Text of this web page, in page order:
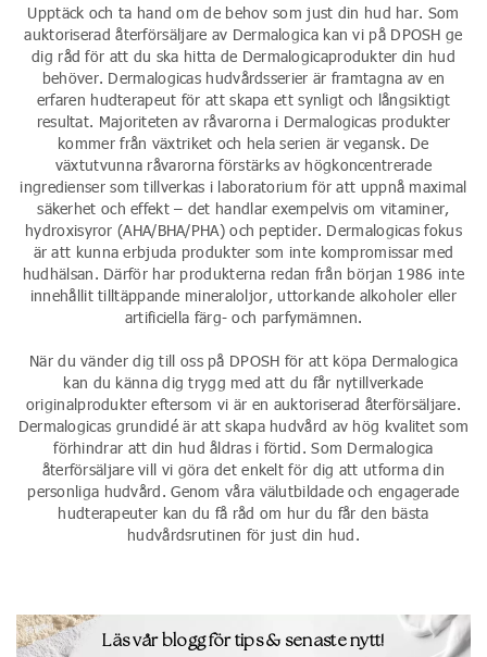
Upptäck och ta hand om de behov som just din hud har. Som
auktoriserad återförsäljare av Dermalogica kan vi på DPOSH ge
dig råd för att du ska hitta de Dermalogicaprodukter din hud
behöver. Dermalogicas hudvårdsserier är framtagna av en
erfaren hudterapeut för att skapa ett synligt och långsiktigt
resultat. Majoriteten av råvarorna i Dermalogicas produkter
kommer från växtriket och hela serien är vegansk. De
växtutvunna råvarorna förstärks av högkoncentrerade
ingredienser som tillverkas i laboratorium för att uppnå maximal
säkerhet och effekt – det handlar exempelvis om vitaminer,
hydroxisyror (AHA/BHA/PHA) och peptider. Dermalogicas fokus
är att kunna erbjuda produkter som inte kompromissar med
hudhälsan. Därför har produkterna redan från början 1986 inte
innehållit tilltäppande mineraloljor, uttorkande alkoholer eller
artificiella färg- och parfymämnen.
När du vänder dig till oss på DPOSH för att köpa Dermalogica
kan du känna dig trygg med att du får nytillverkade
originalprodukter eftersom vi är en auktoriserad återförsäljare.
Dermalogicas grundidé är att skapa hudvård av hög kvalitet som
förhindrar att din hud åldras i förtid. Som Dermalogica
återförsäljare vill vi göra det enkelt för dig att utforma din
personliga hudvård. Genom våra välutbildade och engagerade
hudterapeuter kan du få råd om hur du får den bästa
hudvårdsrutinen för just din hud.
Läs vår blogg för tips & senaste nytt!